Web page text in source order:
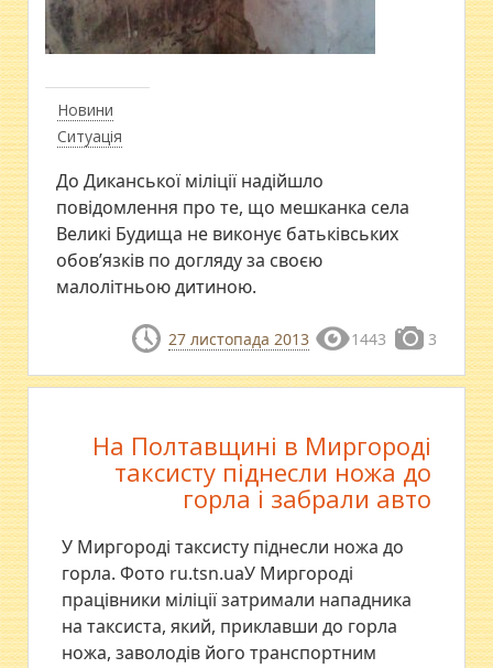
Новини
Ситуація
До Диканської міліції надійшло
повідомлення про те, що мешканка села
Великі Будища не виконує батьківських
обов’язків по догляду за своєю
малолітньою дитиною.
27 листопада 2013 1443 3
На Полтавщині в Миргороді
таксисту піднесли ножа до
горла і забрали авто
У Миргороді таксисту піднесли ножа до
горла. Фото ru.tsn.uaУ Миргороді
працівники міліції затримали нападника
на таксиста, який, приклавши до горла
ножа, заволодів його транспортним